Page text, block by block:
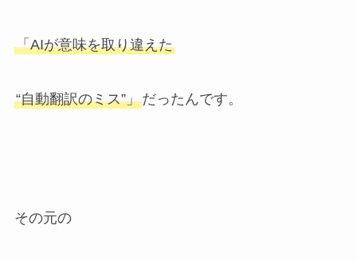
「AIが意味を取り違えた
“自動翻訳のミス”」だったんです。
その元の